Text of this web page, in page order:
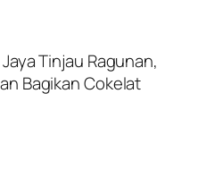
Tinjau Ragunan,
Bagikan Cokelat